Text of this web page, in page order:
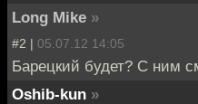
Long Mike »
#2 | 05.07.12 14:05
Барецкий будет? С ним
Oshib-kun »